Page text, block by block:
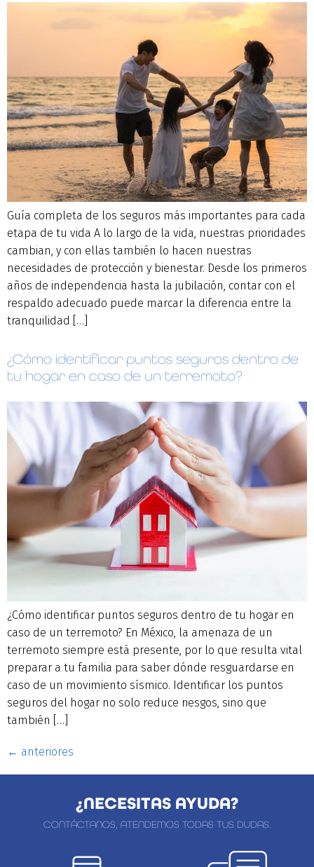
Guía completa de los seguros más importantes para cada
etapa de tu vida A lo largo de la vida, nuestras prioridades
cambian, y con ellas también lo hacen nuestras
necesidades de protección y bienestar. Desde los primeros
años de independencia hasta la jubilación, contar con el
respaldo adecuado puede marcar la diferencia entre la
tranquilidad […]
¿Cómo identificar puntos seguros dentro de
tu hogar en caso de un terremoto?
¿Cómo identificar puntos seguros dentro de tu hogar en
caso de un terremoto? En México, la amenaza de un
terremoto siempre está presente, por lo que resulta vital
preparar a tu familia para saber dónde resguardarse en
caso de un movimiento sísmico. Identificar los puntos
seguros del hogar no solo reduce riesgos, sino que
también […]
← anteriores
¿NECESITAS AYUDA?
CONTÁCTANOS, ATENDEMOS TODAS TUS DUDAS.